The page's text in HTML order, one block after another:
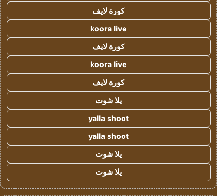
كورة لايف
koora live
كورة لايف
koora live
كورة لايف
يلا شوت
yalla shoot
yalla shoot
يلا شوت
يلا شوت